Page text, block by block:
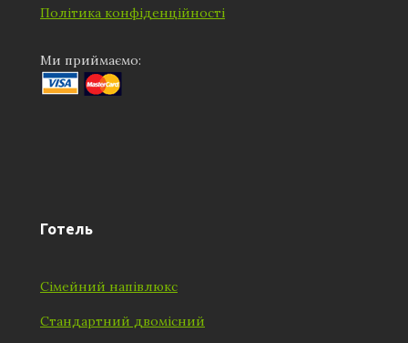
Політика конфіденційності
Ми приймаємо:
Готель
Сімейний напівлюкс
Стандартний двомісний